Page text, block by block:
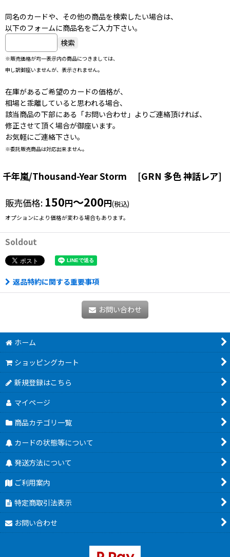
同名のカードや、その他の商品を検索したい場合は、
以下のフォームに商品名をご入力下さい。
※販売価格が均一表示内の商品につきましては、
申し訳御座いませんが、表示されません。
在庫があるご希望のカードの価格が、
相場と乖離していると思われる場合、
該当商品の下部にある「お問い合わせ」よりご連絡頂ければ、
修正させて頂く場合が御座います。
お気軽にご連絡下さい。
※委託販売商品は対応出来ません。
千年嵐/Thousand-Year Storm [GRN 多色 神話レア]
販売価格: 150円～200円(税込)
オプションにより価格が変わる場合もあります。
Soldout
返品特約に関する重要事項
お問い合わせ
ホーム
ショッピングカート
新規登録はこちら
マイページ
商品カテゴリ一覧
カードの状態等について
発送方法について
ご利用案内
特定商取引法表示
お問い合わせ